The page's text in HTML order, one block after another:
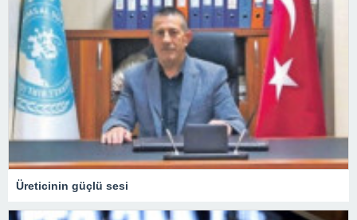
Üreticinin güçlü sesi